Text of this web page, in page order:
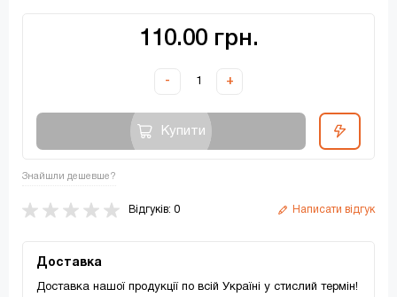
110.00 грн.
- +
Купити
Знайшли дешевше?
Відгуків: 0 Написати відгук
Доставка
Доставка нашої продукції по всій Україні у стислий термін!